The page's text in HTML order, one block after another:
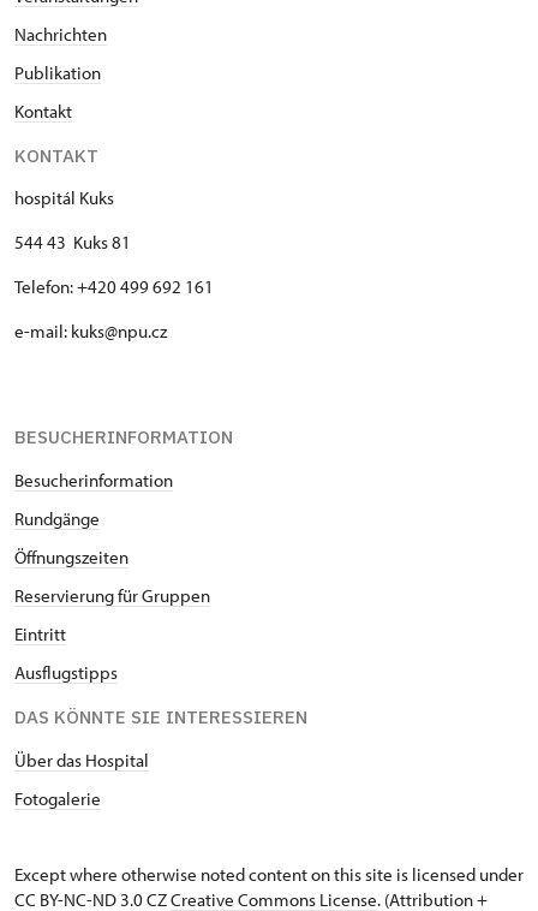
Nachrichten
Publikation
Kontakt
KONTAKT
hospitál Kuks
544 43 Kuks 81
Telefon: +420 499 692 161
e-mail: kuks@npu.cz
BESUCHERINFORMATION
Besucherinformation
Rundgänge
Öffnungszeiten
Reservierung für Gruppen
Eintritt
Ausflugstipps
DAS KÖNNTE SIE INTERESSIEREN
Über das Hospital
Fotogalerie
Except where otherwise noted content on this site is licensed under
CC BY-NC-ND 3.0 CZCreative Commons License. (Attribution +